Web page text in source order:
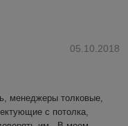
05.10.2018
менеджеры толковые,
с потолка,